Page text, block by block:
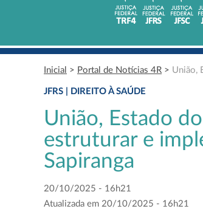
Inicial > Portal de Notícias 4R > União,
JFRS | DIREITO À SAÚDE
União, Estado
estruturar e
Sapiranga
20/10/2025 - 16h21
Atualizada em 20/10/2025 - 16h21